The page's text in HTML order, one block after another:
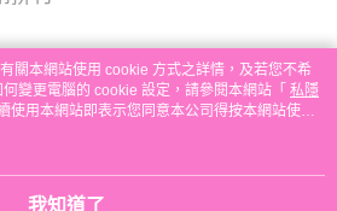
關本網站使用 cookie 方式之詳情，及若您不希
變更電腦的 cookie 設定，請參閱本網站「 私隱
使用本網站即表示您同意本公司得按本網站使用
。
我知道了